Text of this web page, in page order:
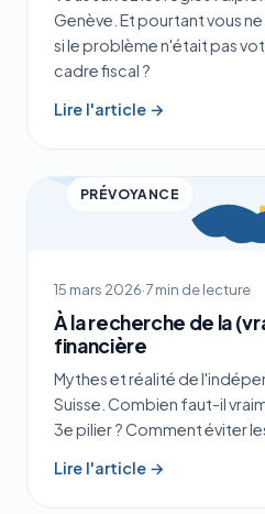
Genève. Et pourtant vous
si le problème n'était pas
cadre fiscal ?
Lire l'article →
PRÉVOYANCE
15 mars 2026·7 min de lecture
À la recherche de la
financière
Mythes et réalité de
Suisse. Combien faut-il
3e pilier ? Comment éviter
Lire l'article →